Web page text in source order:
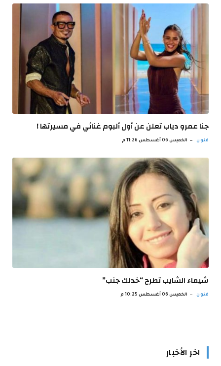
جنا عمرو دياب تعلن عن أول ألبوم غنائي في مسيرتها !
فنون الخميس 06 أغسطس 11:26 م
شيماء الشايب تطرح “خدلك جنب”
فنون الخميس 06 أغسطس 10:25 م
اخر الأخبار